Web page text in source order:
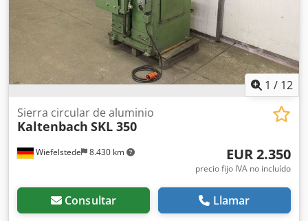
1 / 12
Wiefelstede 8.430 km
Sierra circular de aluminio
Kaltenbach SKL 350
EUR 2.350
precio fijo IVA no incluído
Consultar Llamar